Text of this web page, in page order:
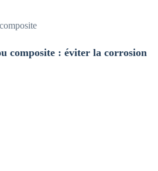
composite : éviter la corrosion